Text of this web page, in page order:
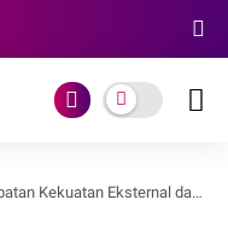
Eksternal dalam Penolakan UU TNI